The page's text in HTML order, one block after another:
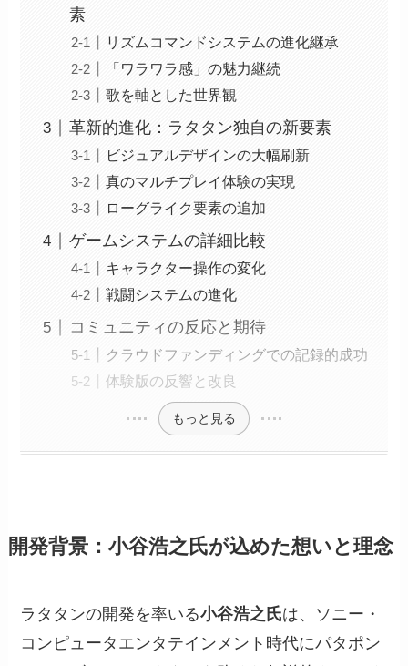
素
リズムコマンドシステムの進化継承
「ワラワラ感」の魅力継続
歌を軸とした世界観
革新的進化：ラタタン独自の新要素
ビジュアルデザインの大幅刷新
真のマルチプレイ体験の実現
ローグライク要素の追加
ゲームシステムの詳細比較
キャラクター操作の変化
戦闘システムの進化
コミュニティの反応と期待
クラウドファンディングでの記録的成功
体験版の反響と改良
もっと見る
開発背景：小谷浩之氏が込めた想いと理念
ラタタンの開発を率いる小谷浩之氏は、ソニー・
コンピュータエンタテインメント時代にパタポン